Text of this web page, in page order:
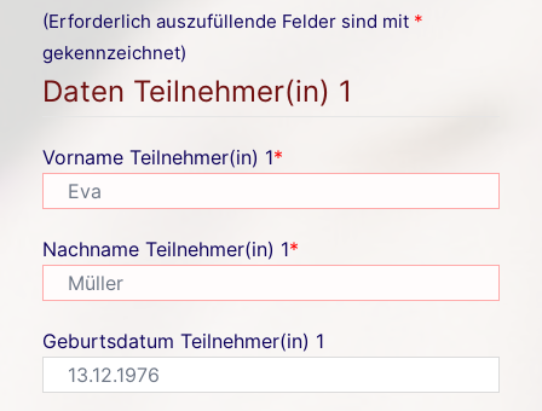
(Erforderlich auszufüllende Felder sind mit *
gekennzeichnet)
Daten Teilnehmer(in) 1
Vorname Teilnehmer(in) 1*
Nachname Teilnehmer(in) 1*
Geburtsdatum Teilnehmer(in) 1